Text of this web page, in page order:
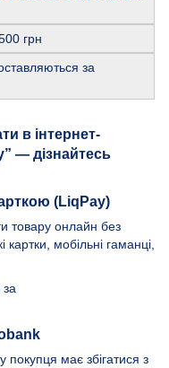
грн
за
(LiqPay)
товару онлайн без
картки, мобільні гаманці,
за
покупця має збігатися з